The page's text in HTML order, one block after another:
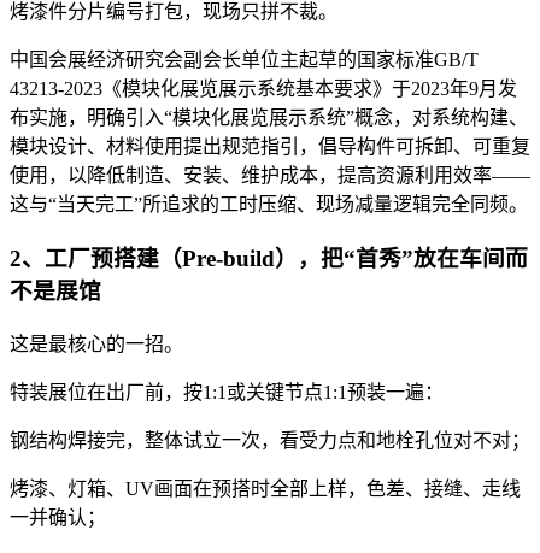
烤漆件分片编号打包，现场只拼不裁。
中国会展经济研究会副会长单位主起草的国家标准GB/T
43213-2023《模块化展览展示系统基本要求》于2023年9月发
布实施，明确引入“模块化展览展示系统”概念，对系统构建、
模块设计、材料使用提出规范指引，倡导构件可拆卸、可重复
使用，以降低制造、安装、维护成本，提高资源利用效率——
这与“当天完工”所追求的工时压缩、现场减量逻辑完全同频。
2、工厂预搭建（Pre-build），把“首秀”放在车间而
不是展馆
这是最核心的一招。
特装展位在出厂前，按1:1或关键节点1:1预装一遍：
钢结构焊接完，整体试立一次，看受力点和地栓孔位对不对；
烤漆、灯箱、UV画面在预搭时全部上样，色差、接缝、走线
一并确认；